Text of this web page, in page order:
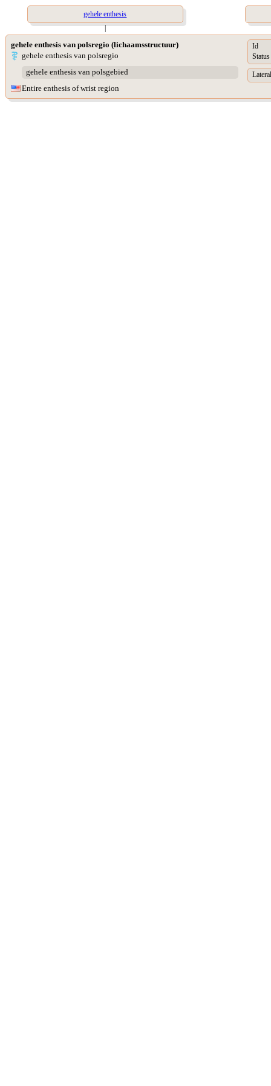
gehele enthesis
|
gehele enthesis van polsregio (lichaamsstructuur)
gehele enthesis van polsregio
gehele enthesis van polsgebied
Entire enthesis of wrist region
Id
Status